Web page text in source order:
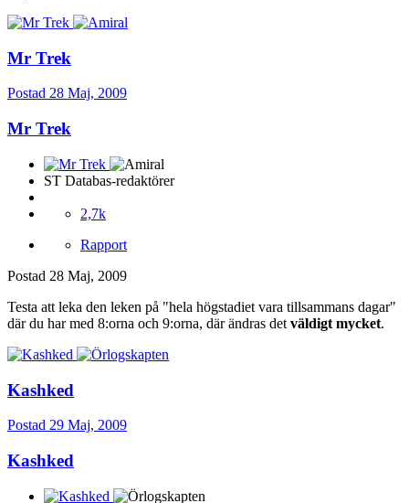
Mr Trek
Postad 28 Maj, 2009
Mr Trek
ST Databas-redaktörer
2,7k
Rapport
Postad 28 Maj, 2009
Testa att leka den leken på "hela högstadiet vara tillsammans dagar"
där du har med 8:orna och 9:orna, där ändras det väldigt mycket.
Kashked
Postad 29 Maj, 2009
Kashked